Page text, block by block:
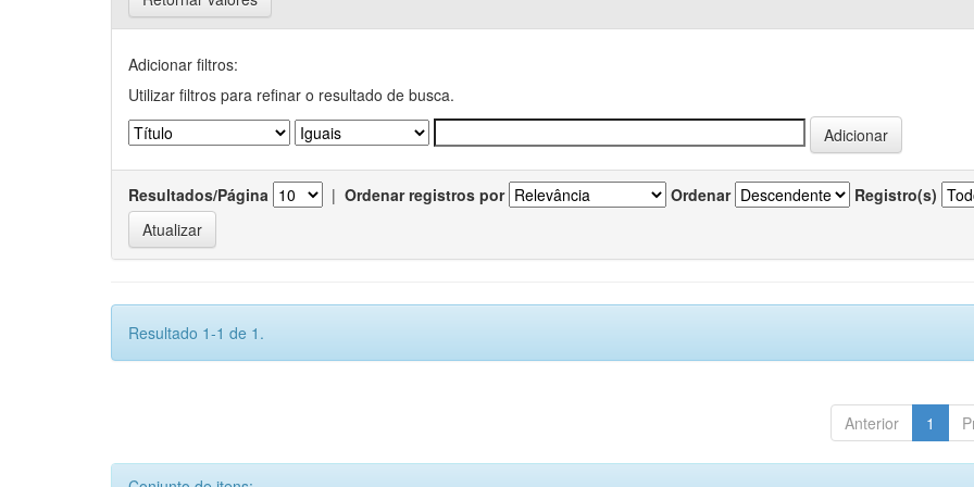
Adicionar filtros:
Utilizar filtros para refinar o resultado de busca.
Resultados/Página | Ordenar registros por Ordenar Registro(s)
Resultado 1-1 de 1.
Anterior 1